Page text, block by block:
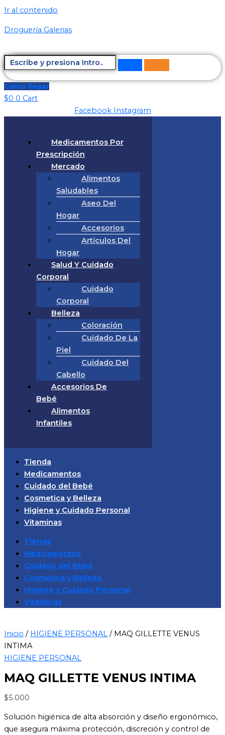
Ir al contenido
Droguería Galerias
Cómo llegar
$0 0 Cart
Facebook Instagram
Medicamentos Por
Prescripción
Mercado
Alimentos
Saludables
Aseo Del
Hogar
Accesorios
Artículos Del
Hogar
Salud Y Cuidado
Corporal
Cuidado
Corporal
Belleza
Coloración
Cuidado De La
Piel
Cuidado Del
Cabello
Accesorios De
Bebé
Alimentos
Infantiles
Tienda
Medicamentos
Cuidado del Bebé
Cosmetica y Belleza
Higiene y Cuidado Personal
Vitaminas
Tienda
Medicamentos
Cuidado del Bebé
Cosmetica y Belleza
Higiene y Cuidado Personal
Vitaminas
Inicio / HIGIENE PERSONAL / MAQ GILLETTE VENUS
INTIMA
HIGIENE PERSONAL
MAQ GILLETTE VENUS INTIMA
$5.000
Solución higiénica de alta absorción y diseño ergonómico,
que asegura máxima protección, discreción y control de